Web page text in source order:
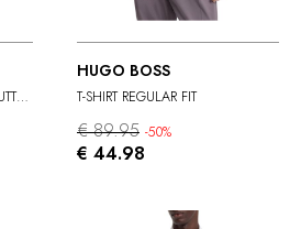
MAGLIONE IN COTONE STRUTTURATO
HUGO BOSS
T-SHIRT REGULAR FIT
€ 89.95 -50%
€ 44.98